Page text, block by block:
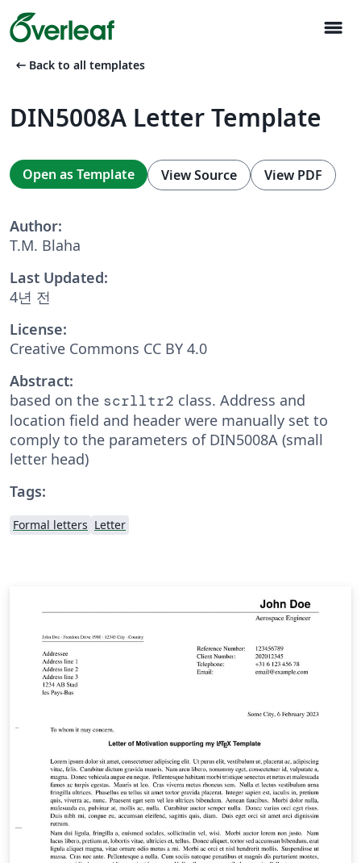
menu
arrow_left_alt Back to all templates
DIN5008A Letter Template
Open as Template View Source View PDF
Author:
T.M. Blaha
Last Updated:
4년 전
License:
Creative Commons CC BY 4.0
Abstract:
based on the scrlltr2 class. Address and
location field and header were manually set to
comply to the parameters of DIN5008A (small
letter head)
Tags:
Formal letters Letter